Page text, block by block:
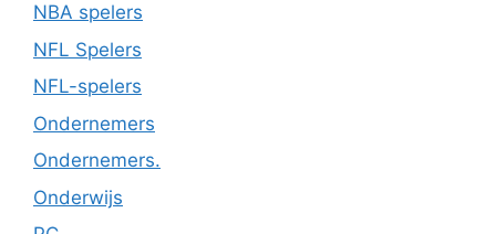
NBA spelers
NFL Spelers
NFL-spelers
Ondernemers
Ondernemers.
Onderwijs